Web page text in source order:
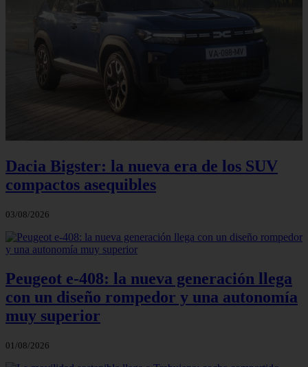
Dacia Bigster: la nueva era de los SUV
compactos asequibles
03/08/2026
Peugeot e-408: la nueva generación llega
con un diseño rompedor y una autonomía
muy superior
01/08/2026